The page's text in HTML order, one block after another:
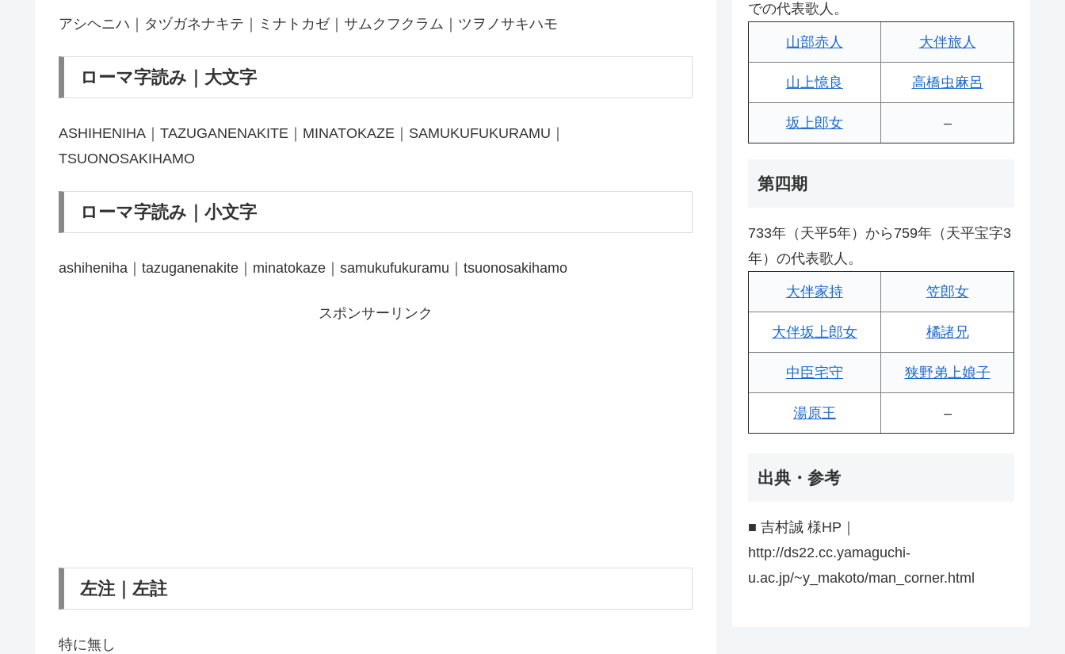
アシヘニハ｜タヅガネナキテ｜ミナトカゼ｜サムクフクラム｜ツヲノサキハモ
ローマ字読み｜大文字
ASHIHENIHA｜TAZUGANENAKITE｜MINATOKAZE｜SAMUKUFUKURAMU｜
TSUONOSAKIHAMO
ローマ字読み｜小文字
ashiheniha｜tazuganenakite｜minatokaze｜samukufukuramu｜tsuonosakihamo
スポンサーリンク
左注｜左註
特に無し
での代表歌人。
山部赤人 大伴旅人
山上憶良 高橋虫麻呂
坂上郎女 –
第四期
733年（天平5年）から759年（天平宝字3
年）の代表歌人。
大伴家持 笠郎女
大伴坂上郎女 橘諸兄
中臣宅守 狭野弟上娘子
湯原王 –
出典・参考
■ 吉村誠 様HP｜
http://ds22.cc.yamaguchi-
u.ac.jp/~y_makoto/man_corner.html